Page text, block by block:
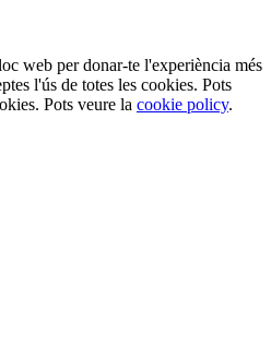
web per donar-te l'experiència més
l'ús de totes les cookies. Pots
Pots veure la cookie policy.